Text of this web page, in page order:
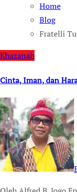
Home
Blog
Fratelli
Khazanah
Cinta, Iman, dan